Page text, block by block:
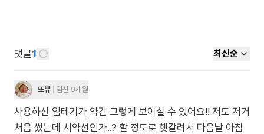
댓글1 최신순
또쀼 임신 9개월
사용하신 임테기가 약간 그렇게 보이실 수 있어요!! 저도 저거
처음 썼는데 시약선인가..? 할 정도로 헷갈려서 다음날 아침